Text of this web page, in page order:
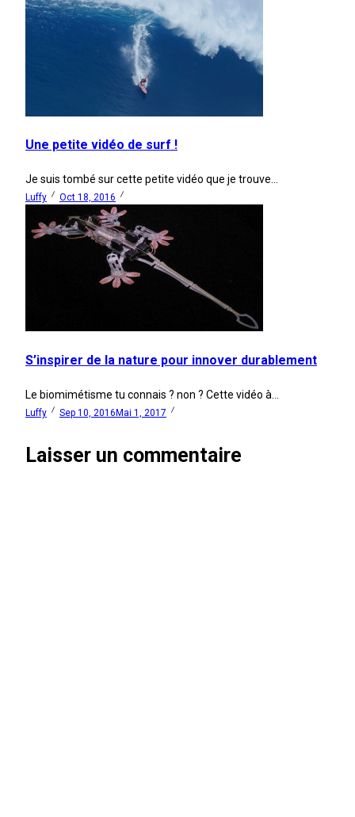
Une petite vidéo de surf !
Je suis tombé sur cette petite vidéo que je trouve...
Luffy Oct 18, 2016
S’inspirer de la nature pour innover durablement
Le biomimétisme tu connais ? non ? Cette vidéo à...
Luffy Sep 10, 2016Mai 1, 2017
Laisser un commentaire